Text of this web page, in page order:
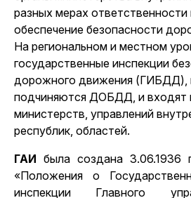
разных мерах
обеспечение безопасности
На региональном и местном
государственные инспекции
дорожного движения (ГИБДД),
подчиняются ДОБДД, и входят
министерств, управлений
республик, областей.
ГАИ была создана 3.06.1936
«Положения о
инспекции Главного